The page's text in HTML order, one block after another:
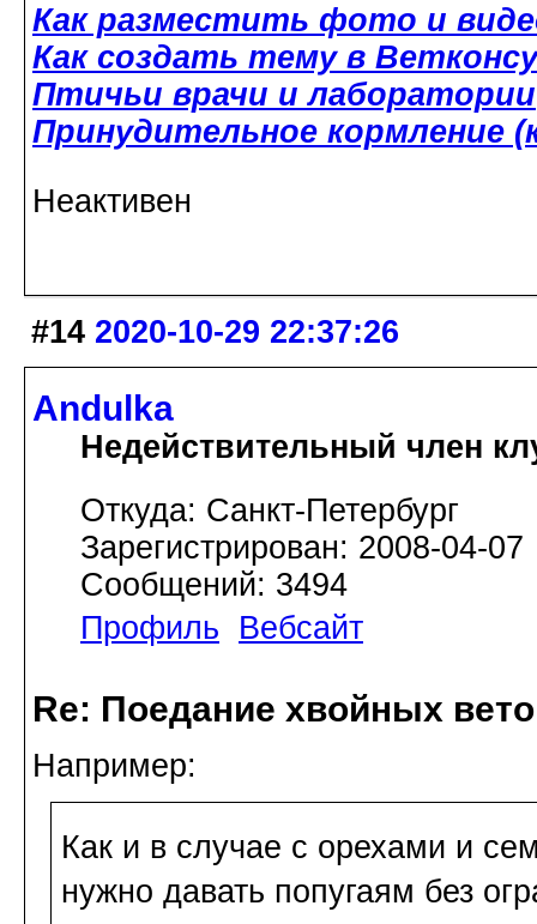
Как разместить фото и
Как создать тему в
Птичьи врачи и лаборатории
Принудительное кормление
Неактивен
#14 2020-10-29 22:37:26
Andulka
Недействительный член
Откуда: Санкт-Петербург
Зарегистрирован: 2008-04-07
Сообщений: 3494
Профиль
Вебсайт
Re: Поедание хвойных
Например:
Как и в случае с орехами и
нужно давать попугаям без